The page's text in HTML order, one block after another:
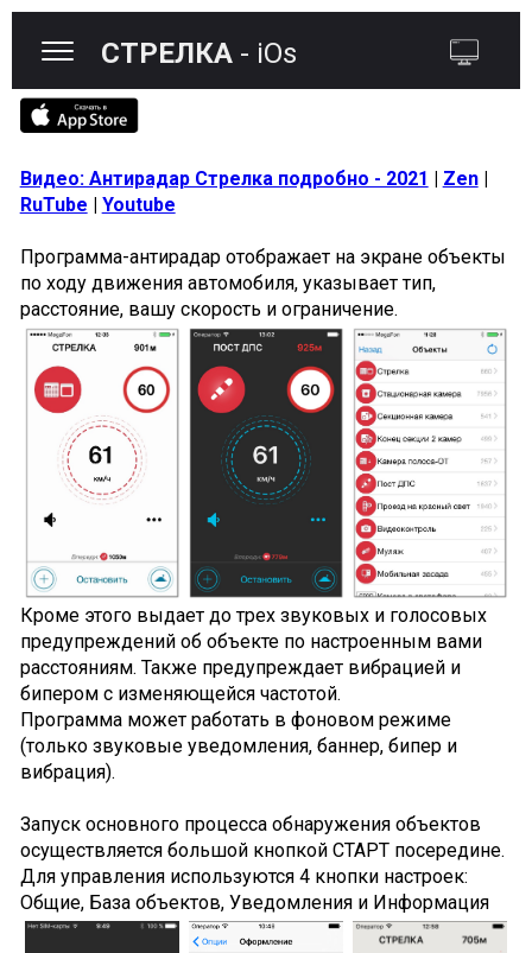
СТРЕЛКА - iOs
Видео: Антирадар Стрелка подробно - 2021 | Zen|
RuTube | Youtube
Программа-антирадар отображает на экране объекты
по ходу движения автомобиля, указывает тип,
расстояние, вашу скорость и ограничение.
Кроме этого выдает до трех звуковых и голосовых
предупреждений об объекте по настроенным вами
расстояниям. Также предупреждает вибрацией и
бипером с изменяющейся частотой.
Программа может работать в фоновом режиме
(только звуковые уведомления, баннер, бипер и
вибрация).
Запуск основного процесса обнаружения объектов
осуществляется большой кнопкой СТАРТ посередине.
Для управления используются 4 кнопки настроек:
Общие, База объектов, Уведомления и Информация